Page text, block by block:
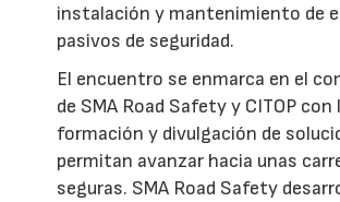
instalación y mantenimiento de
pasivos de seguridad.
El encuentro se enmarca en el
de SMA Road Safety y CITOP con
formación y divulgación de
permitan avanzar hacia unas
seguras. SMA Road Safety